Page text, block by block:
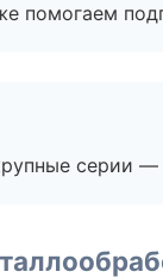
помогаем
серии —